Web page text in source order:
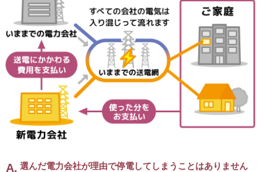
選んだ電力会社が理由で停電してしまうことはありません